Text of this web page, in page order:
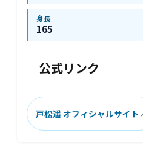
身長
165
公式リンク
戸松遥 オフィシャルサイト